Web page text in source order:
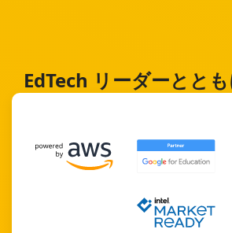
EdTech リーダーとと